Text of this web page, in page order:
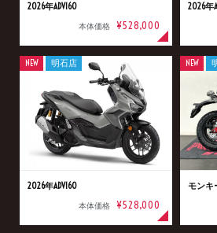
2026年ADV160
本体価格 ¥528,000
2026年
2026年ADV160
本体価格 ¥528,000
NEW 明石店
モンキ
NEW